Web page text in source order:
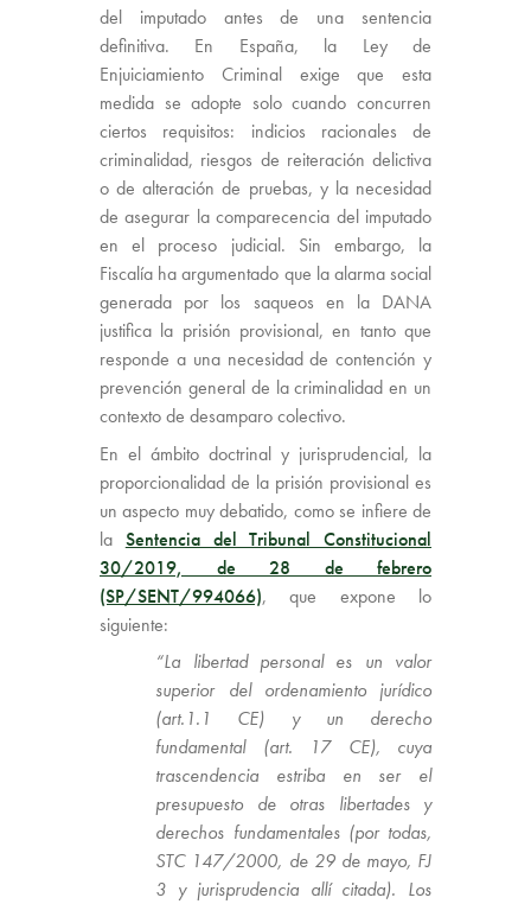
del imputado antes de una sentencia
definitiva. En España, la Ley de
Enjuiciamiento Criminal exige que esta
medida se adopte solo cuando concurren
ciertos requisitos: indicios racionales de
criminalidad, riesgos de reiteración delictiva
o de alteración de pruebas, y la necesidad
de asegurar la comparecencia del imputado
en el proceso judicial. Sin embargo, la
Fiscalía ha argumentado que la alarma social
generada por los saqueos en la DANA
justifica la prisión provisional, en tanto que
responde a una necesidad de contención y
prevención general de la criminalidad en un
contexto de desamparo colectivo.
En el ámbito doctrinal y jurisprudencial, la
proporcionalidad de la prisión provisional es
un aspecto muy debatido, como se infiere de
la Sentencia del Tribunal Constitucional
30/2019, de 28 de febrero
(SP/SENT/994066), que expone lo
siguiente:
“La libertad personal es un valor
superior del ordenamiento jurídico
(art.1.1 CE) y un derecho
fundamental (art. 17 CE), cuya
trascendencia estriba en ser el
presupuesto de otras libertades y
derechos fundamentales (por todas,
STC 147/2000, de 29 de mayo, FJ
3 y jurisprudencia allí citada). Los